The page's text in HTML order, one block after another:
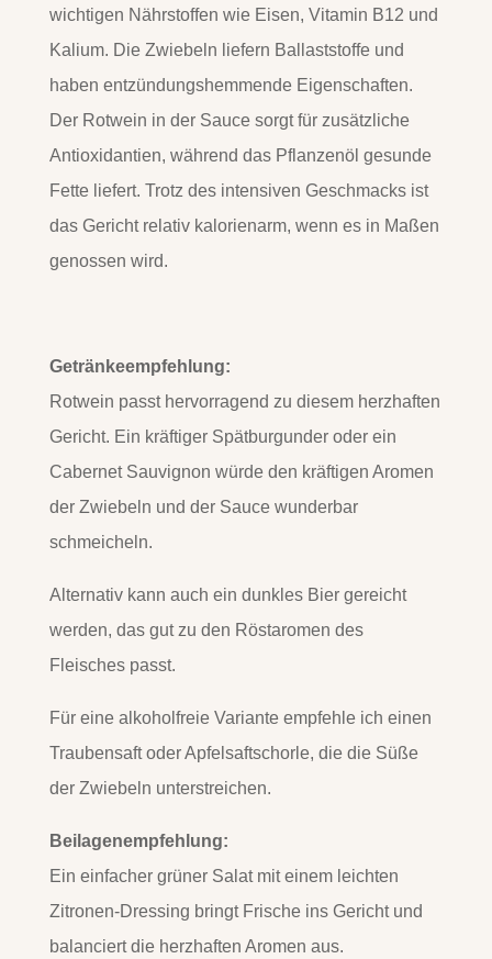
wichtigen Nährstoffen wie Eisen, Vitamin B12 und
Kalium. Die Zwiebeln liefern Ballaststoffe und
haben entzündungshemmende Eigenschaften.
Der Rotwein in der Sauce sorgt für zusätzliche
Antioxidantien, während das Pflanzenöl gesunde
Fette liefert. Trotz des intensiven Geschmacks ist
das Gericht relativ kalorienarm, wenn es in Maßen
genossen wird.
Getränkeempfehlung:
Rotwein passt hervorragend zu diesem herzhaften
Gericht. Ein kräftiger Spätburgunder oder ein
Cabernet Sauvignon würde den kräftigen Aromen
der Zwiebeln und der Sauce wunderbar
schmeicheln.
Alternativ kann auch ein dunkles Bier gereicht
werden, das gut zu den Röstaromen des
Fleisches passt.
Für eine alkoholfreie Variante empfehle ich einen
Traubensaft oder Apfelsaftschorle, die die Süße
der Zwiebeln unterstreichen.
Beilagenempfehlung:
Ein einfacher grüner Salat mit einem leichten
Zitronen-Dressing bringt Frische ins Gericht und
balanciert die herzhaften Aromen aus.